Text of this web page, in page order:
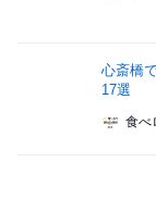
心斎橋
17選
食べ